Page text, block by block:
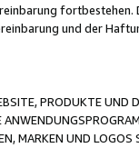
und der
PRODUKTE UND
MARKEN UND